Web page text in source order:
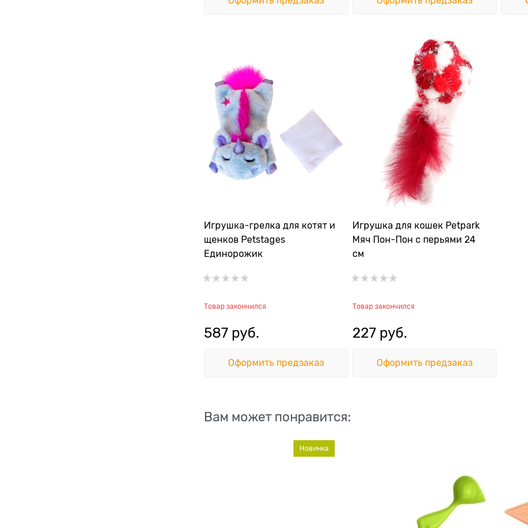
Игрушка-грелка для котят и
щенков Petstages
Единорожик
Товар закончился
587 руб.
Оформить предзаказ
Игрушка для кошек Petpark
Мяч Пон-Пон с перьями 24
см
Товар закончился
227 руб.
Оформить предзаказ
Вам может понравится:
Новинка